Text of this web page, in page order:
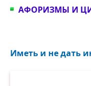
АФОРИЗМЫ И
Иметь и не дать